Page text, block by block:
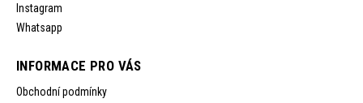
Instagram
Whatsapp
INFORMACE PRO VÁS
Obchodní podmínky